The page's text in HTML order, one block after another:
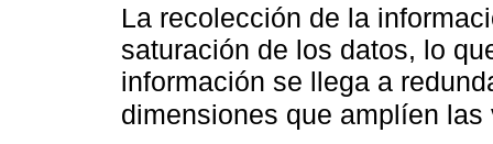
La recolección de la
saturación de los datos, lo
información se llega a
dimensiones que amplíen